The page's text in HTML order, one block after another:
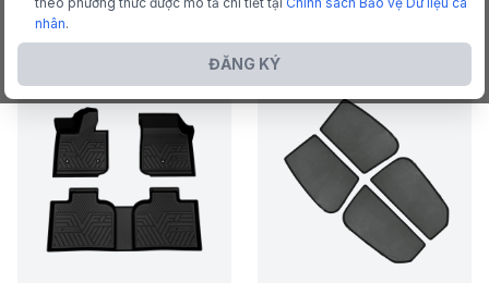
nhân.
ĐĂNG KÝ